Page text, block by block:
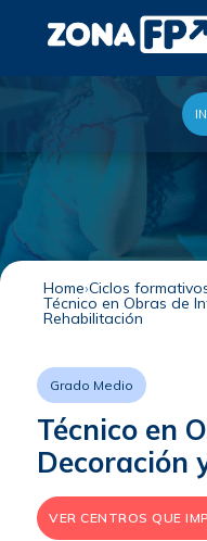
NOTICIAS
QUIERO EXPONER
Home Ciclos
Técnico en Obras de
Rehabilitación
Grado Medio
Técnico en
Decoración
VER CENTROS QUE